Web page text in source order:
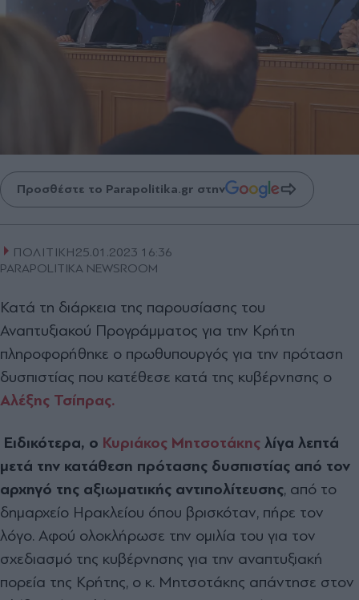
Προσθέστε το Parapolitika.gr στην
ΠΟΛΙΤΙΚΗ25.01.2023 16:36
PARAPOLITIKA NEWSROOM
Κατά τη διάρκεια της παρουσίασης του
Αναπτυξιακού Προγράμματος για την Κρήτη
πληροφορήθηκε ο πρωθυπουργός για την πρόταση
δυσπιστίας που κατέθεσε κατά της κυβέρνησης ο
Αλέξης Τσίπρας.
Ειδικότερα, ο Κυριάκος Μητσοτάκης λίγα λεπτά
μετά την κατάθεση πρότασης δυσπιστίας από τον
αρχηγό της αξιωματικής αντιπολίτευσης, από το
δημαρχείο Ηρακλείου όπου βρισκόταν, πήρε τον
λόγο. Αφού ολοκλήρωσε την ομιλία του για τον
σχεδιασμό της κυβέρνησης για την αναπτυξιακή
πορεία της Κρήτης, ο κ. Μητσοτάκης απάντησε στον